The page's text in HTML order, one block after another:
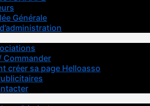
Générale
Commander
créer sa page Helloasso